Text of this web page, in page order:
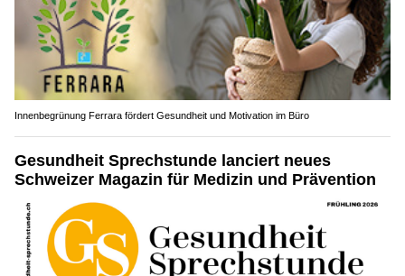
Innenbegrünung Ferrara fördert Gesundheit und Motivation im Büro
Gesundheit Sprechstunde lanciert neues
Schweizer Magazin für Medizin und Prävention